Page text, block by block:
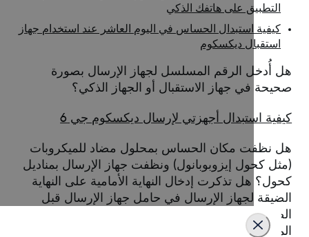
التطبيق على هاتفك الذكي
كيفية استبدال الحساس في اليوم العاشر عند استخدام جهاز
استقبال ديكسكوم
أُدخل الرقم المسلسل لجهاز الإرسال بصورة
في جهاز الاستقبال أو الجهاز الذكي؟
استبدال أجهزتي لإرسال ديكسكوم جي 6
نظفت مكان الحساس بمحلول مضاد للميكروبات
كحول إيزوبوبانول) ونظفت جهاز الإرسال بمناديل
هل تذكرت إدخال النهاية الأمامية على النهاية
لجهاز الإرسال في حامل جهاز الإرسال قبل
على النهاية العريضة؟ فيما يلي بعض الإرشادات
حول…